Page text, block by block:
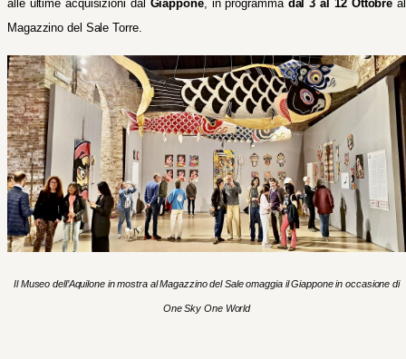
alle ultime acquisizioni dal Giappone, in programma dal 3 al 12 Ottobre al
Magazzino del Sale Torre.
Il Museo dell’Aquilone in mostra al Magazzino del Sale omaggia il Giappone in occasione di
One Sky One World